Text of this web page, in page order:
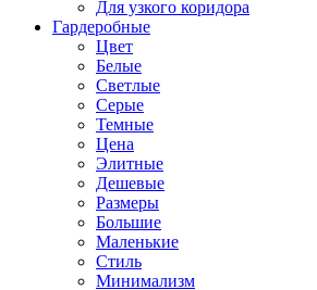
Для узкого коридора
Гардеробные
Цвет
Белые
Светлые
Серые
Темные
Цена
Элитные
Дешевые
Размеры
Большие
Маленькие
Стиль
Минимализм